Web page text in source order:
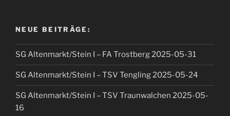
NEUE BEITRÄGE:
SG Altenmarkt/Stein I – FA Trostberg 2025-05-31
SG Altenmarkt/Stein I – TSV Tengling 2025-05-24
SG Altenmarkt/Stein I – TSV Traunwalchen 2025-05-
16